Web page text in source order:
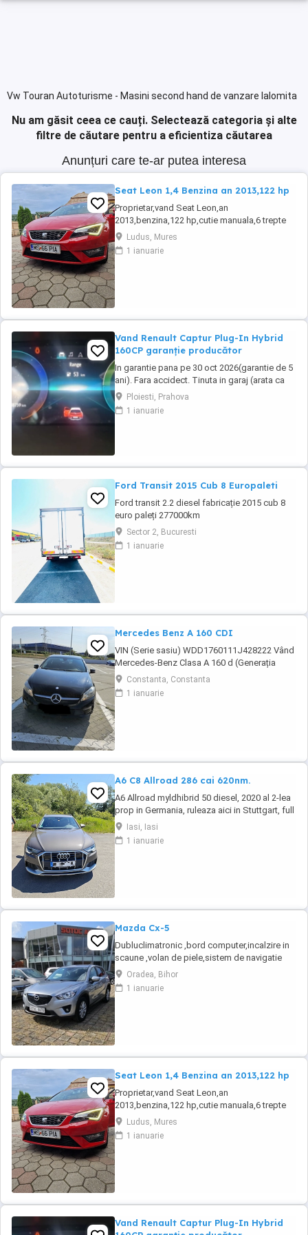
Vw Touran Autoturisme - Masini second hand de vanzare Ialomita
Nu am găsit ceea ce cauți. Selectează categoria și alte
filtre de căutare pentru a eficientiza căutarea
Anunțuri care te-ar putea interesa
Seat Leon 1,4 Benzina an 2013,122 hp
Proprietar,vand Seat Leon,an
2013,benzina,122 hp,cutie manuala,6 trepte
de viteza,alcantara,navigatie,stare perfecta
tehnic si estetic,revizii anuale la nax 6000
km,fiind a doua masina in familie,distributie
Ludus, Mures
1 ianuarie
Vand Renault Captur Plug-In Hybrid
160CP garanție producător
In garantie pana pe 30 oct 2026(garantie de 5
ani). Fara accidect. Tinuta in garaj (arata ca
noua, nu are zgarieturi). Folosita doar la
naveta(30km zilnic). Nu are urme de uzura,
placutele si discurile nu sunt deloc uzate
Ploiesti, Prahova
1 ianuarie
Ford Transit 2015 Cub 8 Europaleti
Ford transit 2.2 diesel fabricație 2015 cub 8
euro paleți 277000km
Sector 2, Bucuresti
1 ianuarie
Mercedes Benz A 160 CDI
VIN (Serie sasiu) WDD1760111J428222 Vând
Mercedes-Benz Clasa A 160 d (Generația
W176 Facelift), o mașină compactă premium,
extrem de fiabilă și cu un consum excelent de
* Autoturismul a aparținut de la început unei
Constanta, Constanta
1 ianuarie
A6 C8 Allroad 286 cai 620nm.
A6 Allroad myldhibrid 50 diesel, 2020 al 2-lea
prop in Germania, ruleaza aici in Stuttgart, full
istoric service pachet bussiness. Nu fac
schimburi!!! !!! detalii
Iasi, Iasi
1 ianuarie
Mazda Cx-5
Dubluclimatronic ,bord computer,incalzire in
scaune ,volan de piele,sistem de navigatie
,închidere centralizata,pilot
automat,servo,proiectoare de ceata,comenzi
volan,senzori parcare fata și spate,geamuri
Oradea, Bihor
1 ianuarie
Seat Leon 1,4 Benzina an 2013,122 hp
Proprietar,vand Seat Leon,an
2013,benzina,122 hp,cutie manuala,6 trepte
de viteza,alcantara,navigatie,stare perfecta
tehnic si estetic,revizii anuale la nax 6000
km,fiind a doua masina in familie,distributie
Ludus, Mures
1 ianuarie
Vand Renault Captur Plug-In Hybrid